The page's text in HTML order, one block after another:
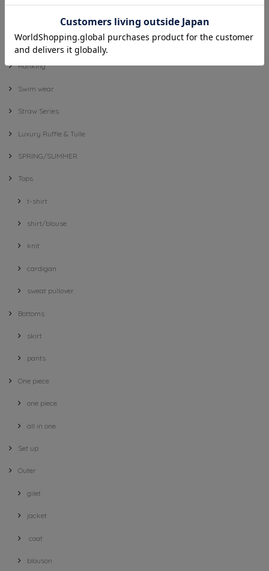
7月追加商品
Long seller item
Ranking
Swim wear
Straw Series
Luxury Ruffle & Tulle
SPRING/SUMMER
Tops
t-shirt
shirt/blouse
knit
cardigan
sweat pullover
Bottoms
skirt
pants
One piece
one piece
all in one
Set up
Outer
gilet
jacket
coat
blouson